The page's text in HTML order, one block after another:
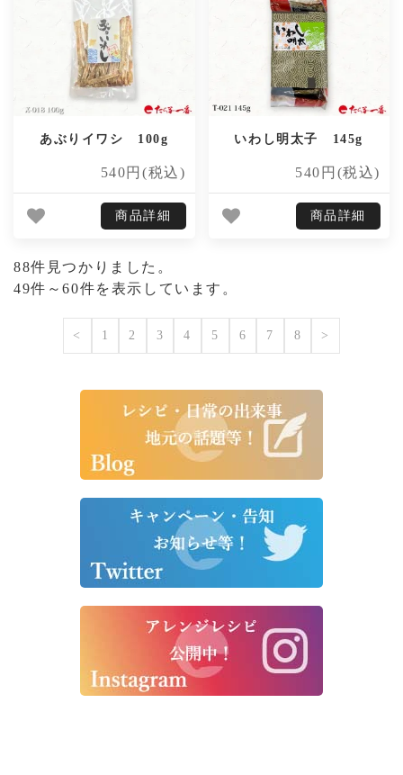
あぶりイワシ 100g
540円(税込)
商品詳細
いわし明太子 145g
540円(税込)
商品詳細
88件見つかりました。
49件～60件を表示しています。
< 1 2 3 4 5 6 7 8 >